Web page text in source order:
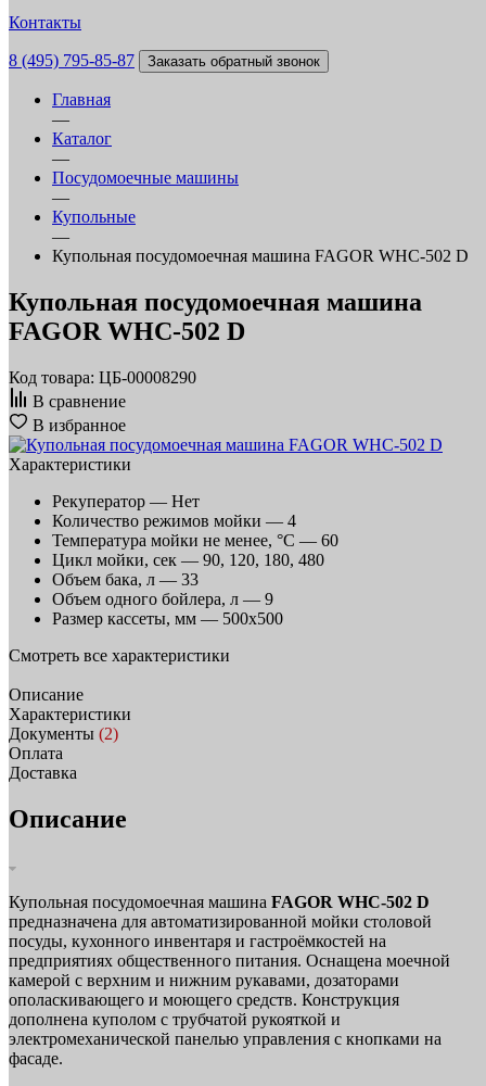
Контакты
8 (495) 795-85-87 Заказать обратный звонок
Главная
—
Каталог
—
Посудомоечные машины
—
Купольные
—
Купольная посудомоечная машина FAGOR WHC-502 D
Купольная посудомоечная машина
FAGOR WHC-502 D
Код товара: ЦБ-00008290
В сравнение
В избранное
Характеристики
Рекуператор — Нет
Количество режимов мойки — 4
Температура мойки не менее, °С — 60
Цикл мойки, сек — 90, 120, 180, 480
Объем бака, л — 33
Объем одного бойлера, л — 9
Размер кассеты, мм — 500х500
Смотреть все характеристики
Описание
Характеристики
Документы (2)
Оплата
Доставка
Описание
Купольная посудомоечная машина FAGOR WHC-502 D
предназначена для автоматизированной мойки столовой
посуды, кухонного инвентаря и гастроёмкостей на
предприятиях общественного питания. Оснащена моечной
камерой с верхним и нижним рукавами, дозаторами
ополаскивающего и моющего средств. Конструкция
дополнена куполом с трубчатой рукояткой и
электромеханической панелью управления с кнопками на
фасаде.